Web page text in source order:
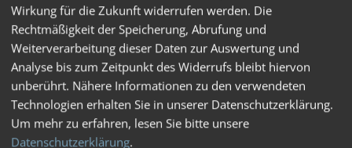
2. „SKS“ ist von der Verpflichtung zur Annahme der
bestellten Lieferung ganz oder teilweise befreit und
insoweit zum Rücktritt vom Vertrag berechtigt, wenn die
Lieferung auf Grund der durch die höhere Gewalt
eingetretenen Verzögerung für „SKS“ unverwendbar
geworden ist.
3. „SKS“ ist berechtigt, vom Vertrag zurücktreten, sofern
Wirkung für die Zukunft widerrufen werden. Die
Rechtmäßigkeit der Speicherung, Abrufung und
Weiterverarbeitung dieser Daten zur Auswertung und
Analyse bis zum Zeitpunkt des Widerrufs bleibt hiervon
unberührt. Nähere Informationen zu den verwendeten
Technologien erhalten Sie in unserer Datenschutzerklärung.
Um mehr zu erfahren, lesen Sie bitte unsere
Datenschutzerklärung.